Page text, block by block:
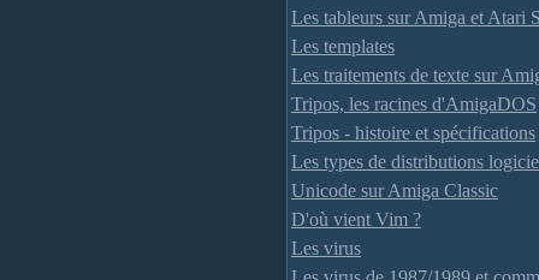
Les tableurs sur Amiga et Atari
Les templates
Les traitements de texte sur
Tripos, les racines d'AmigaDOS
Tripos - histoire et spécifications
Les types de distributions
Unicode sur Amiga Classic
D'où vient Vim ?
Les virus